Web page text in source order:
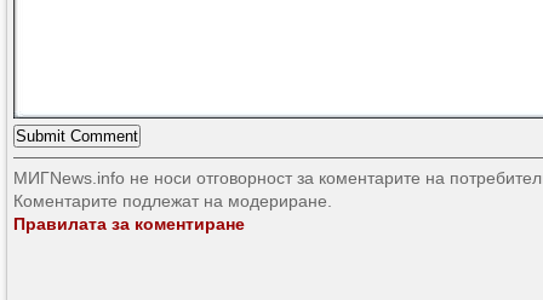
МИГNews.info не носи отговорност за коментарите на
Коментарите подлежат на модериране.
Правилата за коментиране